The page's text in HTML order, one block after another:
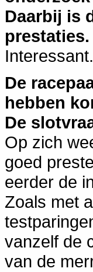
Daarbij is
prestaties.
De
hebben
De
Op zich
goed
eerder de
Zoals met
vanzelf de
van de